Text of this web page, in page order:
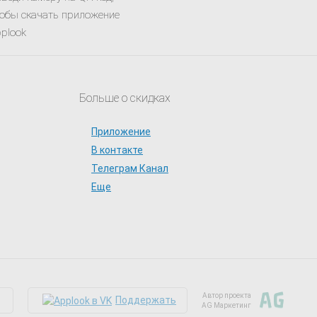
скачать приложение
Больше о скидках
Приложение
В контакте
Телеграм Канал
Еще
Поддержать
Автор проекта
AG Маркетинг